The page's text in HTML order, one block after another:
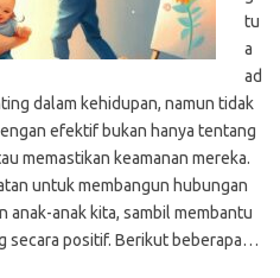
tu
a
ad
dalam kehidupan, namun tidak
efektif bukan hanya tentang
memastikan keamanan mereka.
untuk membangun hubungan
anak kita, sambil membantu
secara positif. Berikut beberapa…